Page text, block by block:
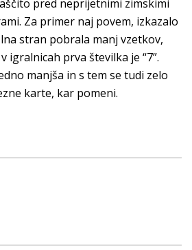
pred neprijetnimi zimskimi
Za primer naj povem, izkazalo
stran pobrala manj vzetkov,
igralnicah prva številka je “7”.
manjša in s tem se tudi zelo
karte, kar pomeni.